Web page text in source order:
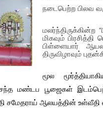
நடைபெற்ற பிலவ
மலர்ந்திருக்கின்ற “
மிகவும் பிரசித்தி
பிள்ளையார்
திருவிழாவும்
மூல
மண்டப பூஜைகள்
சமேதராய் ஆலயத்தின் உள்வீதி